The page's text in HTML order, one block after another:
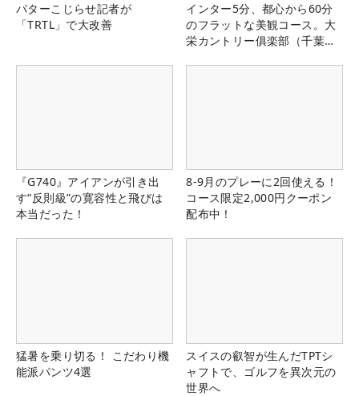
パターこじらせ記者が
「TRTL」で大改善
インター5分、都心から60分
のフラットな美観コース。大
栄カントリー俱楽部（千葉
『G740』アイアンが引き出
す“反則級”の寛容性と飛びは
本当だった！
8-9月のプレーに2回使える！
コース限定2,000円クーポン
配布中！
猛暑を乗り切る！ こだわり機
能派パンツ4選
スイスの叡智が生んだTPTシ
ャフトで、ゴルフを異次元の
世界へ